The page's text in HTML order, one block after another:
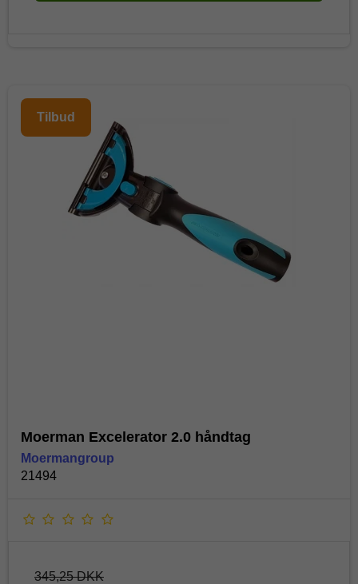
Tilbud
Moerman Excelerator 2.0 håndtag
Moermangroup
21494
345,25 DKK